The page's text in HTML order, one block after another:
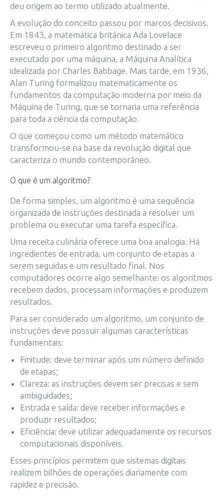
deu origem ao termo utilizado atualmente.
A evolução do conceito passou por marcos decisivos.
Em 1843, a matemática britânica Ada Lovelace
escreveu o primeiro algoritmo destinado a ser
executado por uma máquina, a Máquina Analítica
idealizada por Charles Babbage. Mais tarde, em 1936,
Alan Turing formalizou matematicamente os
fundamentos da computação moderna por meio da
Máquina de Turing, que se tornaria uma referência
para toda a ciência da computação.
O que começou como um método matemático
transformou-se na base da revolução digital que
caracteriza o mundo contemporâneo.
O que é um algoritmo?
De forma simples, um algoritmo é uma sequência
organizada de instruções destinada a resolver um
problema ou executar uma tarefa específica.
Uma receita culinária oferece uma boa analogia. Há
ingredientes de entrada, um conjunto de etapas a
serem seguidas e um resultado final. Nos
computadores ocorre algo semelhante: os algoritmos
recebem dados, processam informações e produzem
resultados.
Para ser considerado um algoritmo, um conjunto de
instruções deve possuir algumas características
fundamentais:
Finitude: deve terminar após um número definido
de etapas;
Clareza: as instruções devem ser precisas e sem
ambiguidades;
Entrada e saída: deve receber informações e
produzir resultados;
Eficiência: deve utilizar adequadamente os recursos
computacionais disponíveis.
Esses princípios permitem que sistemas digitais
realizem bilhões de operações diariamente com
rapidez e precisão.